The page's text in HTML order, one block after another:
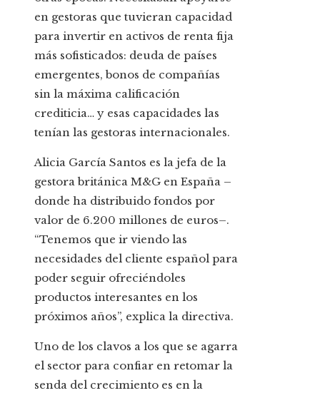
en gestoras que tuvieran capacidad
para invertir en activos de renta fija
más sofisticados: deuda de países
emergentes, bonos de compañías
sin la máxima calificación
crediticia… y esas capacidades las
tenían las gestoras internacionales.
Alicia García Santos es la jefa de la
gestora británica M&G en España –
donde ha distribuido fondos por
valor de 6.200 millones de euros–.
“Tenemos que ir viendo las
necesidades del cliente español para
poder seguir ofreciéndoles
productos interesantes en los
próximos años”, explica la directiva.
Uno de los clavos a los que se agarra
el sector para confiar en retomar la
senda del crecimiento es en la